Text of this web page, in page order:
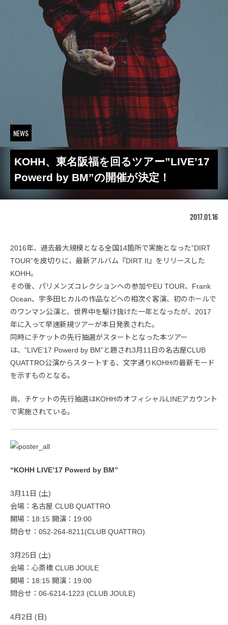
NEWS
KOHH、東名阪福を回るツアー”LIVE’17
Powerd by BM”の開催が決定！
2017.01.16
2016年、過去最大規模となる全国14箇所で実施となった”DIRT
TOUR”を皮切りに、最新アルバム『DIRT II』をリリースした
KOHH。
その後、パリメンズコレクションへの参加やEU TOUR、Frank
Ocean、宇多田ヒカルの作品などへの相次ぐ客演、初のホールで
のワンマン公演と、世界中を駆け抜けた一年となったが、2017
年に入って早速新規ツアーが本日発表された。
同時にチケットの先行抽選がスタートとなった本ツアー
は、”LIVE’17 Powerd by BM”と題され3月11日の名古屋CLUB
QUATTRO公演からスタートする、文字通りKOHHの最新モード
を示すものとなる。
尚、チケットの先行抽選はKOHHのオフィシャルLINEアカウント
で実施されている。
“KOHH LIVE’17 Powerd by BM”
3月11日 (土)
会場：名古屋 CLUB QUATTRO
開場：18:15 開演：19:00
問合せ：052-264-8211(CLUB QUATTRO)
3月25日 (土)
会場：心斎橋 CLUB JOULE
開場：18:15 開演：19:00
問合せ：06-6214-1223 (CLUB JOULE)
4月2日 (日)